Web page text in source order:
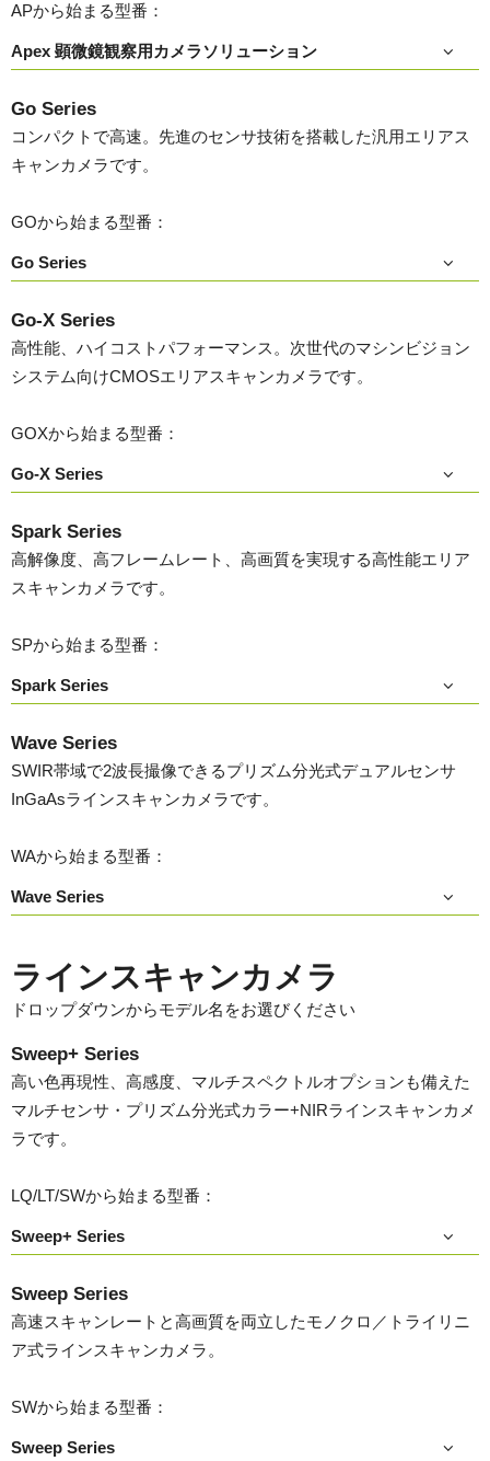
APから始まる型番：
Apex 顕微鏡観察用カメラソリューション
Go Series
コンパクトで高速。先進のセンサ技術を搭載した汎用エリアス
キャンカメラです。
GOから始まる型番：
Go Series
Go-X Series
高性能、ハイコストパフォーマンス。次世代のマシンビジョン
システム向けCMOSエリアスキャンカメラです。
GOXから始まる型番：
Go-X Series
Spark Series
高解像度、高フレームレート、高画質を実現する高性能エリア
スキャンカメラです。
SPから始まる型番：
Spark Series
Wave Series
SWIR帯域で2波長撮像できるプリズム分光式デュアルセンサ
InGaAsラインスキャンカメラです。
WAから始まる型番：
Wave Series
ラインスキャンカメラ
ドロップダウンからモデル名をお選びください
Sweep+ Series
高い色再現性、高感度、マルチスペクトルオプションも備えた
マルチセンサ・プリズム分光式カラー+NIRラインスキャンカメ
ラです。
LQ/LT/SWから始まる型番：
Sweep+ Series
Sweep Series
高速スキャンレートと高画質を両立したモノクロ／トライリニ
ア式ラインスキャンカメラ。
SWから始まる型番：
Sweep Series